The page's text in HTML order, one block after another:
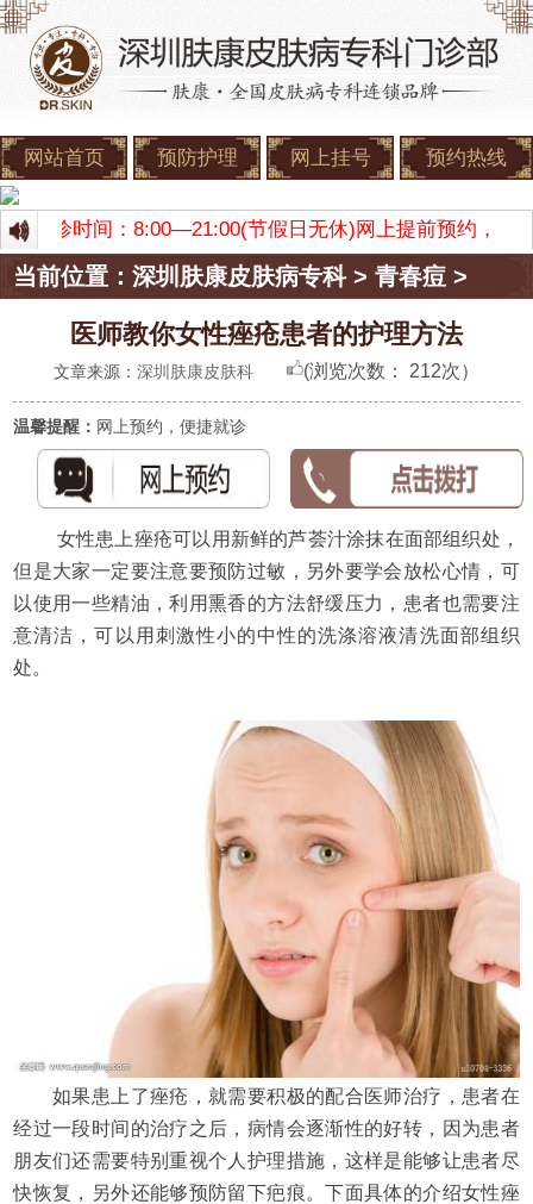
网站首页 预防护理 网上挂号 预约热线
门诊时间：8:00—21:00(节假日无休)网上提前预约，免
当前位置：深圳肤康皮肤病专科>青春痘 >
医师教你女性痤疮患者的护理方法
文章来源： 深圳肤康皮肤科 (浏览次数： 212次）
温馨提醒： 网上预约，便捷就诊
女性患上痤疮可以用新鲜的芦荟汁涂抹在面部组织处，
但是大家一定要注意要预防过敏，另外要学会放松心情，可
以使用一些精油，利用熏香的方法舒缓压力，患者也需要注
意清洁，可以用刺激性小的中性的洗涤溶液清洗面部组织
处。
如果患上了痤疮，就需要积极的配合医师治疗，患者在
经过一段时间的治疗之后，病情会逐渐性的好转，因为患者
朋友们还需要特别重视个人护理措施，这样是能够让患者尽
快恢复，另外还能够预防留下疤痕。下面具体的介绍女性痤